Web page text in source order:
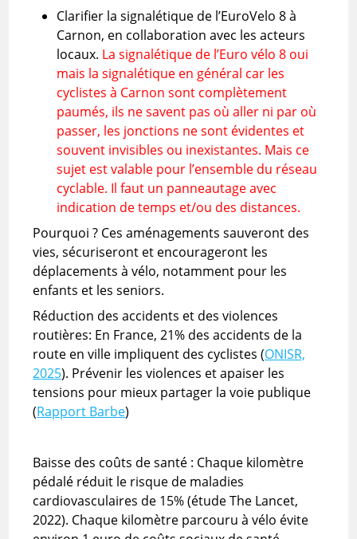
Clarifier la signalétique de l’EuroVelo 8 à
Carnon, en collaboration avec les acteurs
locaux. La signalétique de l’Euro vélo 8 oui
mais la signalétique en général car les
cyclistes à Carnon sont complètement
paumés, ils ne savent pas où aller ni par où
passer, les jonctions ne sont évidentes et
souvent invisibles ou inexistantes. Mais ce
sujet est valable pour l’ensemble du réseau
cyclable. Il faut un panneautage avec
indication de temps et/ou des distances.
Pourquoi ? Ces aménagements sauveront des
vies, sécuriseront et encourageront les
déplacements à vélo, notamment pour les
enfants et les seniors.
Réduction des accidents et des violences
routières: En France, 21% des accidents de la
route en ville impliquent des cyclistes (ONISR,
2025). Prévenir les violences et apaiser les
tensions pour mieux partager la voie publique
(Rapport Barbe)
Baisse des coûts de santé : Chaque kilomètre
pédalé réduit le risque de maladies
cardiovasculaires de 15% (étude The Lancet,
2022). Chaque kilomètre parcouru à vélo évite